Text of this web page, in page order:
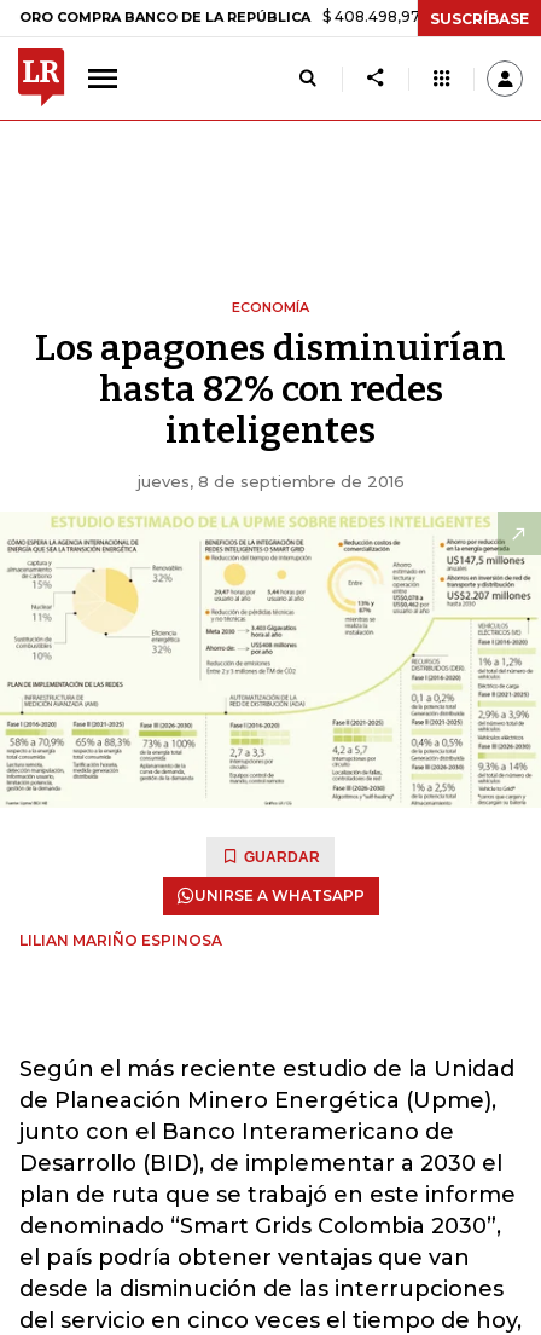
BANCO DE LA REPÚBLICA $ 408.498,97 +$ 8.753,81 +2,19%
SUSCRÍBASE
ECONOMÍA
Los apagones disminuirían
hasta 82% con redes
inteligentes
jueves, 8 de septiembre de 2016
GUARDAR
UNIRSE A WHATSAPP
LILIAN MARIÑO ESPINOSA
Según el más reciente estudio de la Unidad
de Planeación Minero Energética (Upme),
junto con el Banco Interamericano de
Desarrollo (BID), de implementar a 2030 el
plan de ruta que se trabajó en este informe
denominado “Smart Grids Colombia 2030”,
el país podría obtener ventajas que van
desde la disminución de las interrupciones
del servicio en cinco veces el tiempo de hoy,